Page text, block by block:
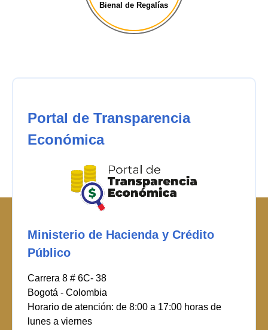
General de la [...]
Portal de Transparencia
Económica
Ministerio de Hacienda y Crédito
Público
Carrera 8 # 6C- 38
Bogotá - Colombia
Horario de atención: de 8:00 a 17:00 horas de
lunes a viernes